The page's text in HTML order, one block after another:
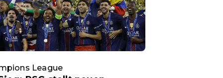
League